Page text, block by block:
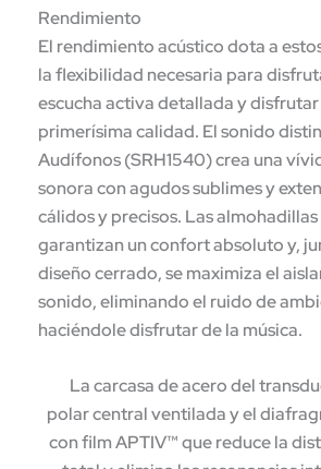
Rendimiento
El rendimiento acústico dota a
la flexibilidad necesaria para
escucha activa detallada y
primerísima calidad. El sonido
Audífonos (SRH1540) crea una
sonora con agudos sublimes y
cálidos y precisos. Las
garantizan un confort absoluto y,
diseño cerrado, se maximiza el
sonido, eliminando el ruido de
haciéndole disfrutar de la música.
La carcasa de acero del
polar central ventilada y el
con film APTIV™ que reduce la